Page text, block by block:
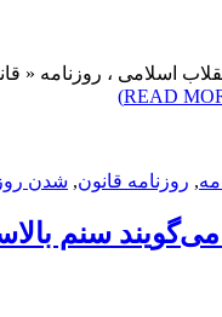
اسلامی ، روزنامه
, روزنامه قانون, شدن